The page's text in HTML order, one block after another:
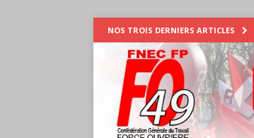
NOS TROIS DERNIERS ARTICLES